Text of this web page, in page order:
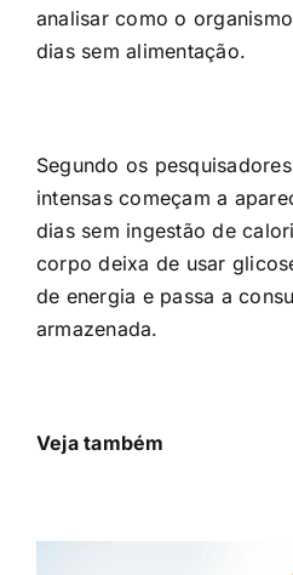
analisar como o
dias sem alimentação.
Segundo os
intensas começam a
dias sem ingestão de
corpo deixa de usar
de energia e passa a
armazenada.
Veja também